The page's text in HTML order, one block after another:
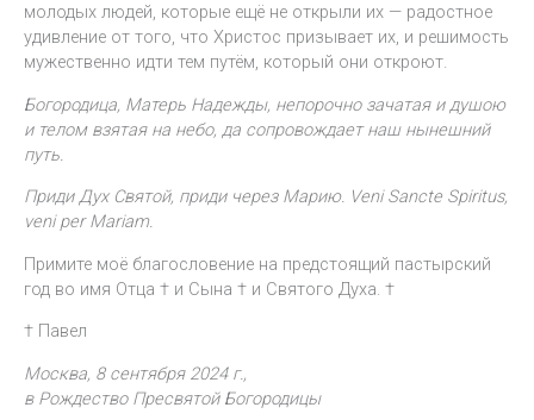
молодых людей, которые ещё не открыли их — радостное
удивление от того, что Христос призывает их, и решимость
мужественно идти тем путём, который они откроют.
Богородица, Матерь Надежды, непорочно зачатая и душою
и телом взятая на небо, да сопровождает наш нынешний
путь.
Приди Дух Святой, приди через Марию. Veni Sancte Spiritus,
veni per Mariam.
Примите моё благословение на предстоящий пастырский
год во имя Отца † и Сына † и Святого Духа. †
† Павел
Москва, 8 сентября 2024 г.,
в Рождество Пресвятой Богородицы